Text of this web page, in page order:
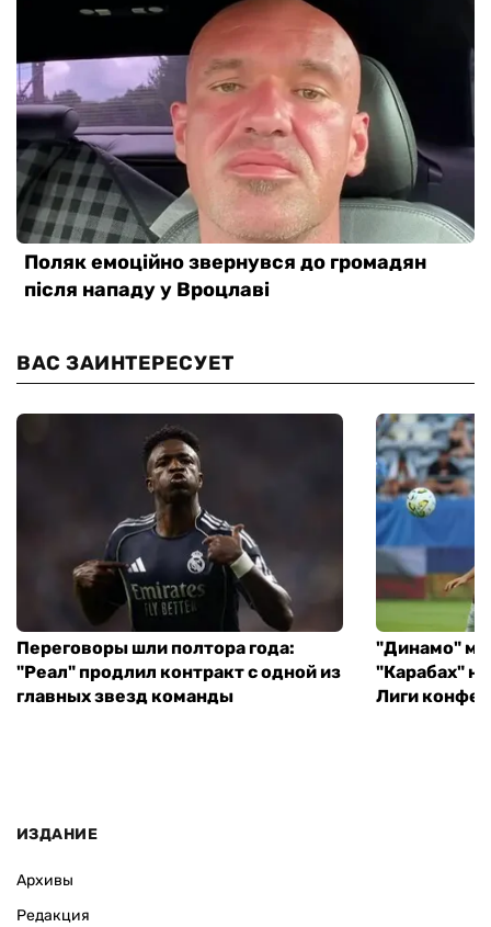
ВАС ЗАИНТЕРЕСУЕТ
Переговоры шли полтора года:
"Реал" продлил контракт с одной из
главных звезд команды
"Динамо"
"Карабах"
Лиги
ИЗДАНИЕ
Архивы
Редакция